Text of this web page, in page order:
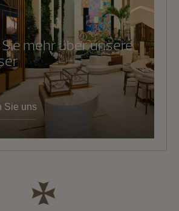
mehr über unsere
Sie uns